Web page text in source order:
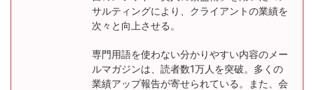
サルティングにより、クライアントの業績を
次々と向上させる。
専門用語を使わない分かりやすい内容のメー
ルマガジンは、読者数1万人を突破。多くの
業績アップ報告が寄せられている。また、会